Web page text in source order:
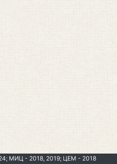
МИЦ - 2018, 2019; ЦЕМ - 2018